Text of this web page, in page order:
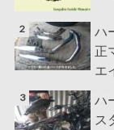
ハ
正
エ
ハ
ス